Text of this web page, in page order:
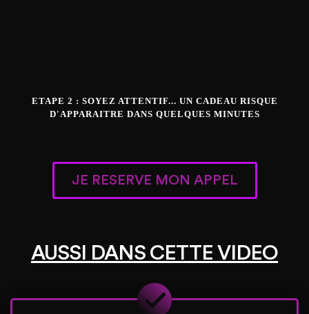
ETAPE 2 : SOYEZ ATTENTIF... UN CADEAU RISQUE
D'APPARAITRE DANS QUELQUES MINUTES
JE RESERVE MON APPEL
AUSSI DANS CETTE VIDEO